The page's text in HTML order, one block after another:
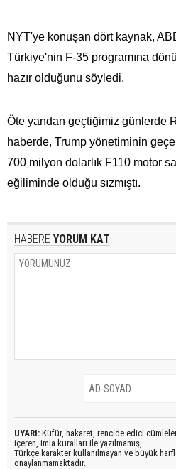
NYT'ye konuşan dört kaynak,
Türkiye'nin F-35 programına
hazır olduğunu söyledi.
Öte yandan geçtiğimiz günlerde
haberde, Trump yönetiminin
700 milyon dolarlık F110 motor
eğiliminde olduğu sızmıştı.
HABERE YORUM KAT
UYARI: Küfür, hakaret, rencide edici
içeren, imla kuralları ile yazılmamış,
Türkçe karakter kullanılmayan ve büyük
onaylanmamaktadır.